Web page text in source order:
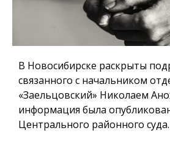
В Новосибирске раскрыты
связанного с начальником
«Заельцовский» Николаем
информация была
Центрального районного суда.